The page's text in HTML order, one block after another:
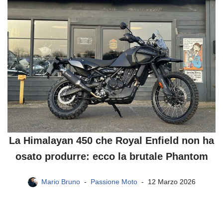
La Himalayan 450 che Royal Enfield non ha
osato produrre: ecco la brutale Phantom
Mario Bruno Passione Moto 12 Marzo 2026